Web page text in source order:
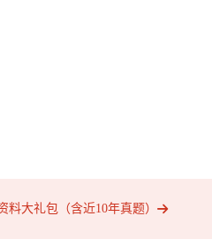
料大礼包（含近10年真题）